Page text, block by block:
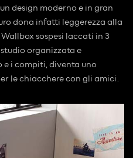
design moderno e in gran
dona infatti leggerezza alla
sospesi laccati in 3
organizzata e
e i compiti, diventa uno
le chiacchere con gli amici.